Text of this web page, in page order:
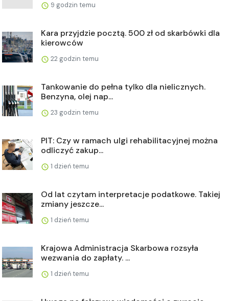
9 godzin temu
Kara przyjdzie pocztą. 500 zł od skarbówki dla
kierowców
22 godzin temu
Tankowanie do pełna tylko dla nielicznych.
Benzyna, olej nap...
23 godzin temu
PIT: Czy w ramach ulgi rehabilitacyjnej można
odliczyć zakup...
1 dzień temu
Od lat czytam interpretacje podatkowe. Takiej
zmiany jeszcze...
1 dzień temu
Krajowa Administracja Skarbowa rozsyła
wezwania do zapłaty. ...
1 dzień temu